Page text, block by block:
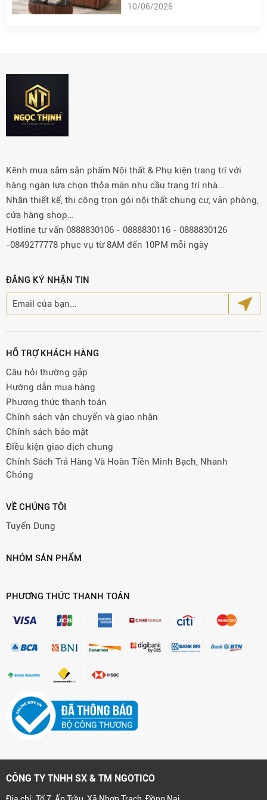
10/06/2026
Kênh mua sắm sản phẩm Nội thất & Phụ kiện trang trí với
hàng ngàn lựa chọn thỏa mãn nhu cầu trang trí nhà...
Nhận thiết kế, thi công trọn gói nội thất chung cư, văn phòng,
cửa hàng shop…
Hotline tư vấn 0888830106 - 0888830116 - 0888830126
-0849277778 phục vụ từ 8AM đến 10PM mỗi ngày
ĐĂNG KÝ NHẬN TIN
HỖ TRỢ KHÁCH HÀNG
Câu hỏi thường gặp
Hướng dẫn mua hàng
Phương thức thanh toán
Chính sách vận chuyển và giao nhận
Chính sách bảo mật
Điều kiện giao dịch chung
Chính Sách Trả Hàng Và Hoàn Tiền Minh Bạch, Nhanh
Chóng
VỀ CHÚNG TÔI
Tuyển Dụng
NHÓM SẢN PHẨM
PHƯƠNG THỨC THANH TOÁN
CÔNG TY TNHH SX & TM NGOTICO